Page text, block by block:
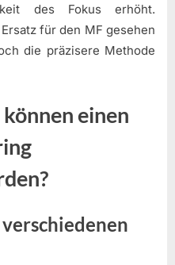
des Fokus erhöht.
für den MF gesehen
die präzisere Methode
einen